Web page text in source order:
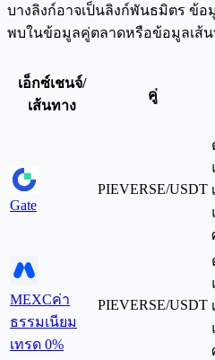
บางลิงก์อาจเป็นลิงก์พันธมิตร ข้อ
พบในข้อมูลคู่ตลาดหรือข้อมูลเส้น
เอ็กซ์เชนจ์/
เส้นทาง
คู่
Gate
PIEVERSE/USDT
MEXCค่า
ธรรมเนียม
เทรด 0%
PIEVERSE/USDT